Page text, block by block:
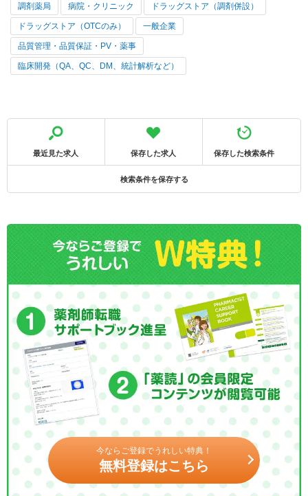
調剤薬局 病院・クリニック ドラッグストア（調剤併設）
ドラッグストア（OTCのみ） 一般企業
品質管理・品質保証・PV・薬事
臨床開発（QA、QC、DM、統計解析など）
最近見た求人 保存した求人 保存した検索条件
検索条件を保存する
今ならご登録でうれしい特典！
無料登録はこちら